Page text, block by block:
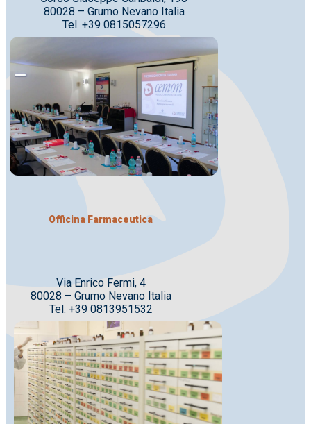
80028 – Grumo Nevano Italia
Tel. +39 0815057296
Officina Farmaceutica
Via Enrico Fermi, 4
80028 – Grumo Nevano Italia
Tel. +39 0813951532